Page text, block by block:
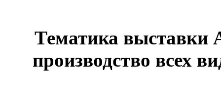
Тематика выставки
производство всех